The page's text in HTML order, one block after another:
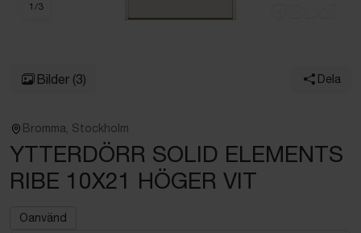
1 /3
Bilder (3) Dela
Bromma, Stockholm
YTTERDÖRR SOLID ELEMENTS
RIBE 10X21 HÖGER VIT
Oanvänd